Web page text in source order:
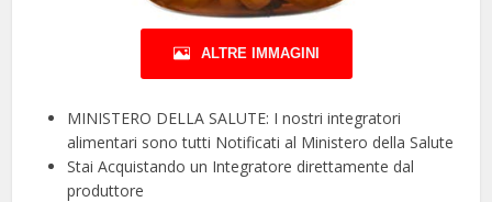
ALTRE IMMAGINI
MINISTERO DELLA SALUTE: I nostri integratori
alimentari sono tutti Notificati al Ministero della Salute
Stai Acquistando un Integratore direttamente dal
produttore